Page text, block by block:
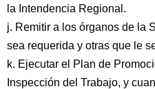
la Intendencia Regional.
j. Remitir a los órganos de la
sea requerida y otras que le
k. Ejecutar el Plan de
Inspección del Trabajo, y